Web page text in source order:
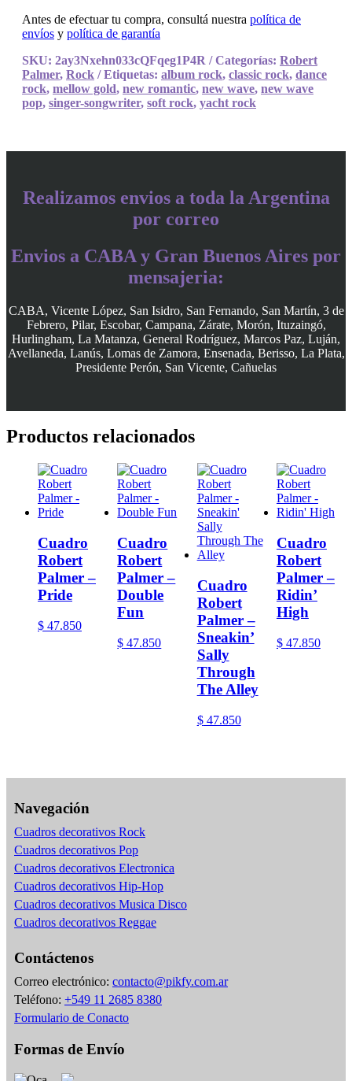
Antes de efectuar tu compra, consultá nuestra política de
envíos y política de garantía
SKU: 2ay3Nxehn033cQFqeg1P4R Categorías: Robert
Palmer, Rock Etiquetas: album rock, classic rock, dance
rock, mellow gold, new romantic, new wave, new wave
pop, singer-songwriter, soft rock, yacht rock
Realizamos envios a toda la Argentina
por correo
Envios a CABA y Gran Buenos Aires por
mensajeria:
CABA, Vicente López, San Isidro, San Fernando, San Martín, 3 de
Febrero, Pilar, Escobar, Campana, Zárate, Morón, Ituzaingó,
Hurlingham, La Matanza, General Rodríguez, Marcos Paz, Luján,
Avellaneda, Lanús, Lomas de Zamora, Ensenada, Berisso, La Plata,
Presidente Perón, San Vicente, Cañuelas
Productos relacionados
Cuadro
Robert
Palmer –
Pride
$ 47.850
Cuadro
Robert
Palmer –
Double
Fun
$ 47.850
Cuadro
Robert
Palmer –
Sneakin’
Sally
Through
The Alley
$47.850
Cuadro
Robert
Palmer –
Ridin’
High
$47.850
Navegación
Cuadros decorativos Rock
Cuadros decorativos Pop
Cuadros decorativos Electronica
Cuadros decorativos Hip-Hop
Cuadros decorativos Musica Disco
Cuadros decorativos Reggae
Contáctenos
Correo electrónico: contacto@pikfy.com.ar
Teléfono: +549 11 2685 8380
Formulario de Conacto
Formas de Envío